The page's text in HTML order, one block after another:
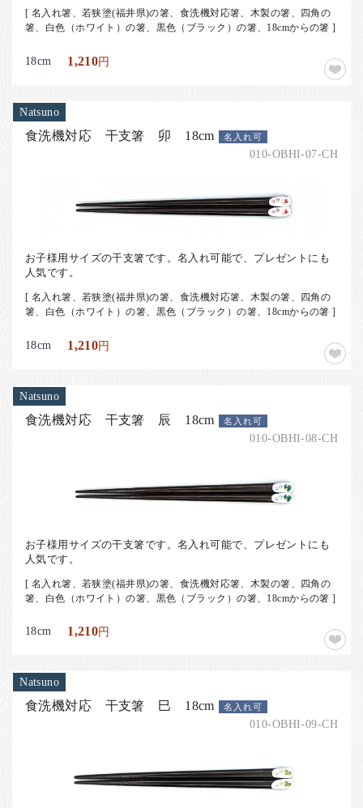
[ 名入れ箸、若狭塗(福井県)の箸、食洗機対応箸、木製の箸、四角の
箸、白色（ホワイト）の箸、黒色（ブラック）の箸、18cmからの箸 ]
18cm 1,210円
Natsuno
食洗機対応 干支箸 卯 18cm 名入れ可
010-OBHI-07-CH
お子様用サイズの干支箸です。名入れ可能で、プレゼントにも
人気です。
[ 名入れ箸、若狭塗(福井県)の箸、食洗機対応箸、木製の箸、四角の
箸、白色（ホワイト）の箸、黒色（ブラック）の箸、18cmからの箸 ]
18cm 1,210円
Natsuno
食洗機対応 干支箸 辰 18cm 名入れ可
010-OBHI-08-CH
お子様用サイズの干支箸です。名入れ可能で、プレゼントにも
人気です。
[ 名入れ箸、若狭塗(福井県)の箸、食洗機対応箸、木製の箸、四角の
箸、白色（ホワイト）の箸、黒色（ブラック）の箸、18cmからの箸 ]
18cm 1,210円
Natsuno
食洗機対応 干支箸 巳 18cm 名入れ可
010-OBHI-09-CH